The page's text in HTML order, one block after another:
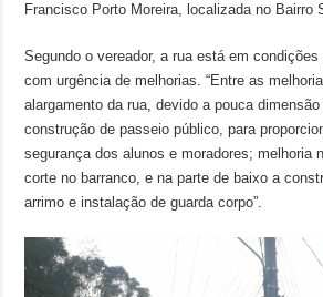
Francisco Porto Moreira, localizada no Bairro
Segundo o vereador, a rua está em
com urgência de melhorias. “Entre as
alargamento da rua, devido a pouca
construção de passeio público, para
segurança dos alunos e moradores; melhoria
corte no barranco, e na parte de baixo a
arrimo e instalação de guarda corpo”.